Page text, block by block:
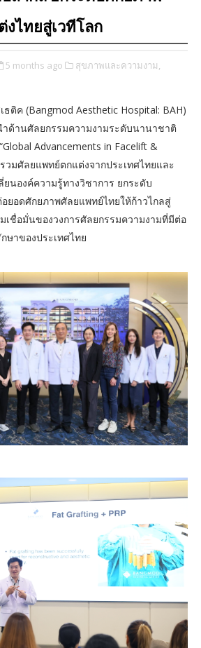
ไทยสู่เวทีโลก
5 months ago สุขภาพและความงาม,
ธติค (Bangmod Aesthetic Hospital: BAH)
ด้านศัลยกรรมความงามระดับนานาชาติ
Advancements in Facelift &
วมศัลยแพทย์ตกแต่งจากประเทศไทยและ
ยนองค์ความรู้ทางวิชาการ ยกระดับ
ยอดศักยภาพศัลยแพทย์ไทยให้ก้าวไกลสู่
เชื่อมั่นของวงการศัลยกรรมความงามที่มีต่อ
ษาของประเทศไทย